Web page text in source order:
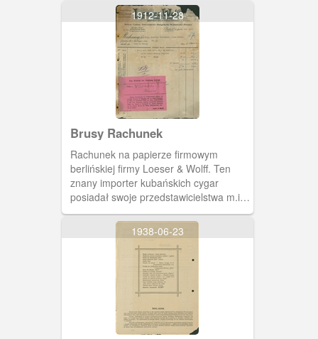
1912-11-28
Brusy Rachunek
Rachunek na papierze firmowym
berlińskiej firmy Loeser & Wolff. Ten
znany importer kubańskich cygar
posiadał swoje przedstawicielstwa m.in.
w Elblągu, Starogardzie i
Malborku.faktura wystawiona dla
Aleksandra Wróblewskiego z Brus.
1938-06-23